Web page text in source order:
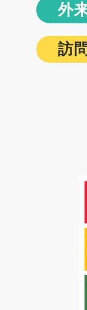
外
訪